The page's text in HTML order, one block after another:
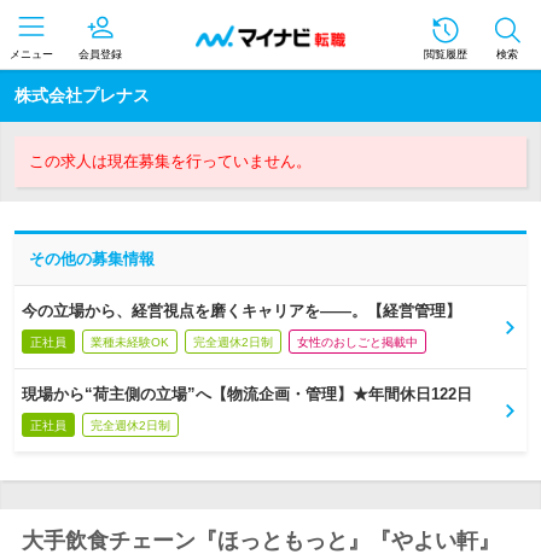
メニュー 会員登録 閲覧履歴 検索
株式会社プレナス
この求人は現在募集を行っていません。
その他の募集情報
今の立場から、経営視点を磨くキャリアを――。【経営管理】
正社員 業種未経験OK 完全週休2日制 女性のおしごと掲載中
現場から“荷主側の立場”へ【物流企画・管理】★年間休日122日
正社員 完全週休2日制
大手飲食チェーン『ほっともっと』『やよい軒』